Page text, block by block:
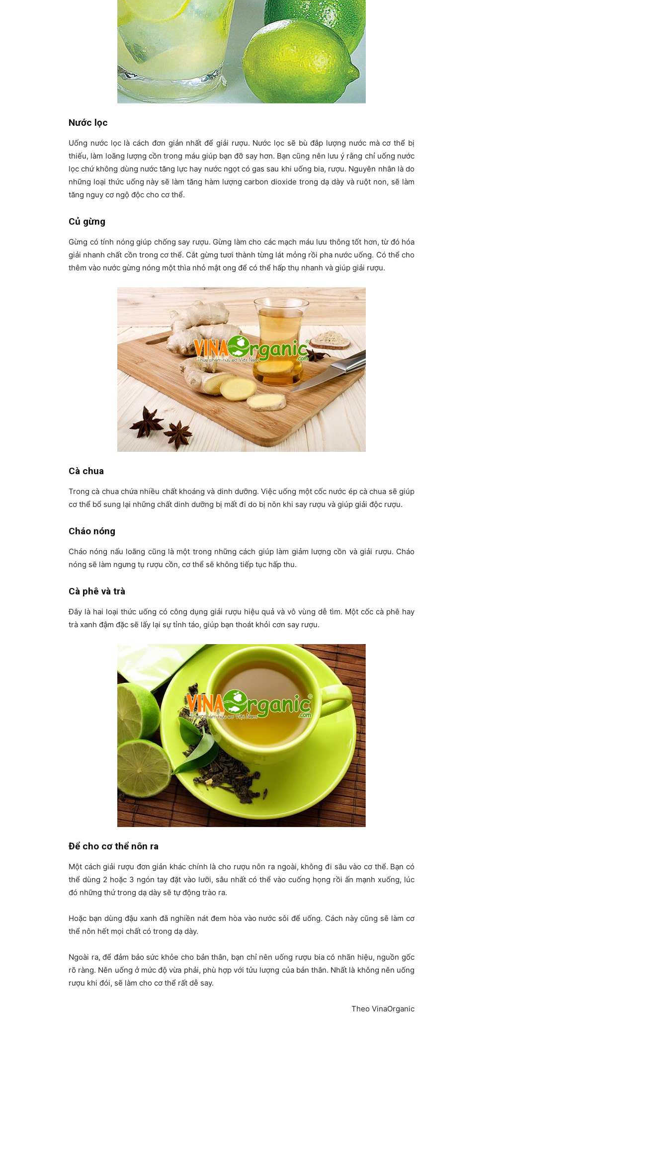
Nước lọc
Uống nước lọc là cách đơn giản nhất để giải rượu. Nước lọc sẽ bù đắp lượng nước mà cơ thể bị
thiếu, làm loãng lượng cồn trong máu giúp bạn đỡ say hơn. Bạn cũng nên lưu ý rằng chỉ uống nước
lọc chứ không dùng nước tăng lực hay nước ngọt có gas sau khi uống bia, rượu. Nguyên nhân là do
những loại thức uống này sẽ làm tăng hàm lượng carbon dioxide trong dạ dày và ruột non, sẽ làm
tăng nguy cơ ngộ độc cho cơ thể.
Củ gừng
Gừng có tính nóng giúp chống say rượu. Gừng làm cho các mạch máu lưu thông tốt hơn, từ đó hóa
giải nhanh chất cồn trong cơ thể. Cắt gừng tươi thành từng lát mỏng rồi pha nước uống. Có thể cho
thêm vào nước gừng nóng một thìa nhỏ mật ong để có thể hấp thụ nhanh và giúp giải rượu.
Cà chua
Trong cà chua chứa nhiều chất khoáng và dinh dưỡng. Việc uống một cốc nước ép cà chua sẽ giúp
cơ thể bổ sung lại những chất dinh dưỡng bị mất đi do bị nôn khi say rượu và giúp giải độc rượu.
Cháo nóng
Cháo nóng nấu loãng cũng là một trong những cách giúp làm giảm lượng cồn và giải rượu. Cháo
nóng sẽ làm ngưng tụ rượu cồn, cơ thể sẽ không tiếp tục hấp thu.
Cà phê và trà
Đây là hai loại thức uống có công dụng giải rượu hiệu quả và vô vùng dễ tìm. Một cốc cà phê hay
trà xanh đậm đặc sẽ lấy lại sự tỉnh táo, giúp bạn thoát khỏi cơn say rượu.
Để cho cơ thể nôn ra
Một cách giải rượu đơn giản khác chính là cho rượu nôn ra ngoài, không đi sâu vào cơ thể. Bạn có
thể dùng 2 hoặc 3 ngón tay đặt vào lưỡi, sâu nhất có thể vào cuống họng rồi ấn mạnh xuống, lúc
đó những thứ trong dạ dày sẽ tự động trào ra.
Hoặc bạn dùng đậu xanh đã nghiền nát đem hòa vào nước sôi để uống. Cách này cũng sẽ làm cơ
thể nôn hết mọi chất có trong dạ dày.
Ngoài ra, để đảm bảo sức khỏe cho bản thân, bạn chỉ nên uống rượu bia có nhãn hiệu, nguồn gốc
rõ ràng. Nên uống ở mức độ vừa phải, phù hợp với tửu lượng của bản thân. Nhất là không nên uống
rượu khi đói, sẽ làm cho cơ thể rất dễ say.
Theo VinaOrganic